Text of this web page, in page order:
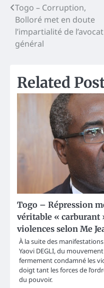
Post
navigation
Togo – Corruption,
Bolloré met en doute
l’impartialité de l’avocat
général
Related
Togo – Répression
véritable « carburant
violences selon Me
À la suite des
Yaovi DEGLI, du
fermement condamné les
doigt tant les forces de
du pouvoir.